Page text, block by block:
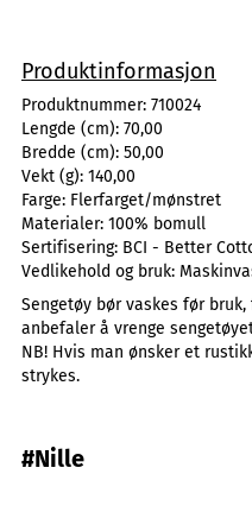
Produktinformasjon
Produktnummer: 710024
Lengde (cm): 70,00
Bredde (cm): 50,00
Vekt (g): 140,00
Farge: Flerfarget/mønstret
Materialer: 100% bomull
Sertifisering: BCI - Better
Vedlikehold og bruk:
Sengetøy bør vaskes før
anbefaler å vrenge
NB! Hvis man ønsker et
strykes.
#Nille